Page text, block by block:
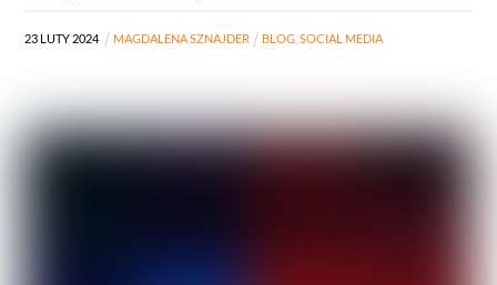
23 LUTY 2024 MAGDALENA SZNAJDER BLOG, SOCIAL MEDIA